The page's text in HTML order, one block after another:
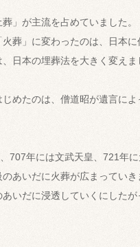
」が主流を占めていました。
葬」に変わったのは、日本に
日本の埋葬法を大きく変えま
めたのは、僧道昭が遺言に
707年には文武天皇、721年
あいだに火葬が広まっていき
いだに浸透していくにした